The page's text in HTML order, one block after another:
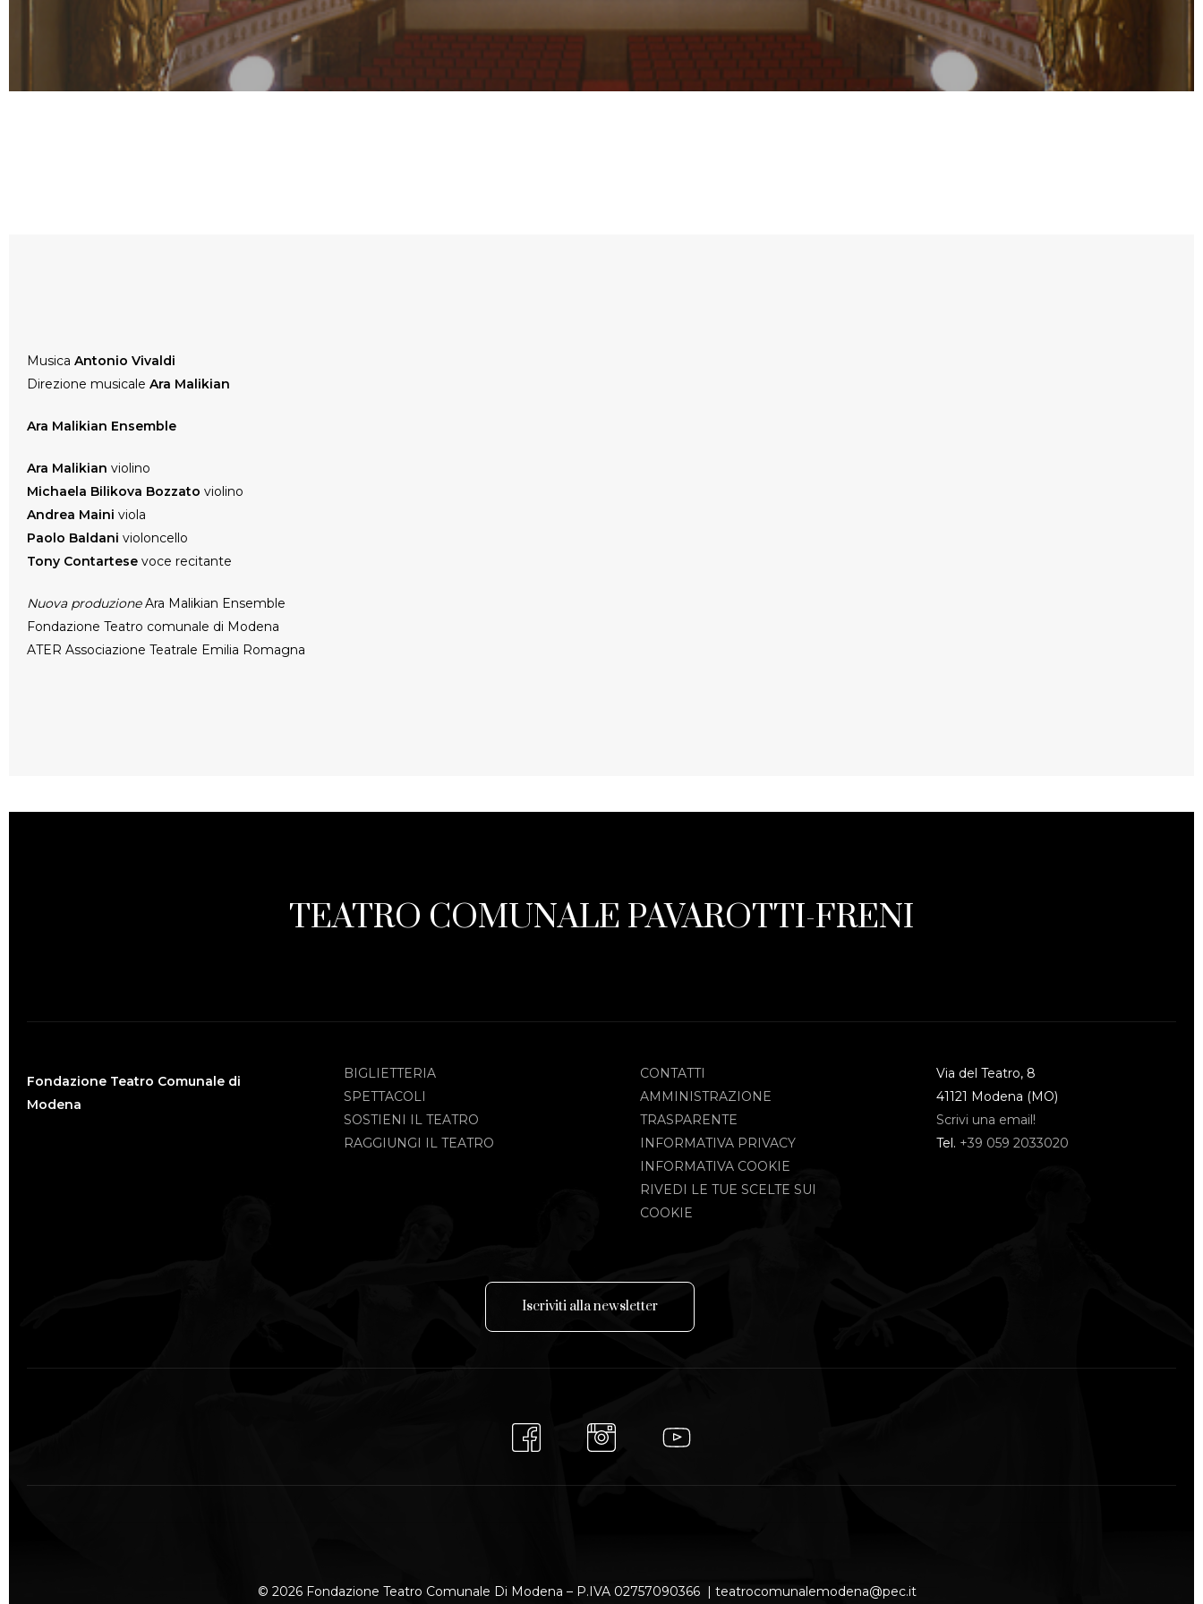
Musica Antonio Vivaldi
Direzione musicale Ara Malikian
Ara Malikian Ensemble
Ara Malikian violino
Michaela Bilikova Bozzato violino
Andrea Maini viola
Paolo Baldani violoncello
Tony Contartese voce recitante
Nuova produzioneAra Malikian Ensemble
Fondazione Teatro comunale di Modena
ATER Associazione Teatrale Emilia Romagna
TEATRO COMUNALE PAVAROTTI-FRENI
Fondazione Teatro Comunale di
Modena
BIGLIETTERIA
SPETTACOLI
SOSTIENI IL TEATRO
RAGGIUNGI IL TEATRO
CONTATTI
AMMINISTRAZIONE
TRASPARENTE
INFORMATIVA PRIVACY
INFORMATIVA COOKIE
RIVEDI LE TUE SCELTE SUI
COOKIE
Via del Teatro, 8
41121 Modena (MO)
Scrivi una email!
Tel. +39 059 2033020
Iscriviti allanewsletter
© 2026 Fondazione Teatro Comunale Di Modena – P.IVA 02757090366 | teatrocomunalemodena@pec.it